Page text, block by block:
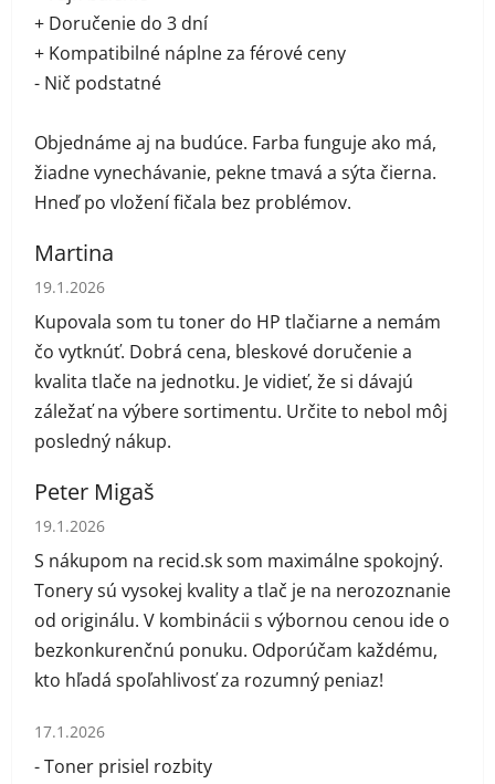
+ Doručenie do 3 dní
+ Kompatibilné náplne za férové ceny
- Nič podstatné
Objednáme aj na budúce. Farba funguje ako má,
žiadne vynechávanie, pekne tmavá a sýta čierna.
Hneď po vložení fičala bez problémov.
Martina
Hodnotenie obchodu je 5 z 5 hviezdičiek.
19.1.2026
Kupovala som tu toner do HP tlačiarne a nemám
čo vytknúť. Dobrá cena, bleskové doručenie a
kvalita tlače na jednotku. Je vidieť, že si dávajú
záležať na výbere sortimentu. Určite to nebol môj
posledný nákup.
Peter Migaš
Hodnotenie obchodu je 5 z 5 hviezdičiek.
19.1.2026
S nákupom na recid.sk som maximálne spokojný.
Tonery sú vysokej kvality a tlač je na nerozoznanie
od originálu. V kombinácii s výbornou cenou ide o
bezkonkurenčnú ponuku. Odporúčam každému,
kto hľadá spoľahlivosť za rozumný peniaz!
Hodnotenie obchodu je 1 z 5 hviezdičiek.
17.1.2026
- Toner prisiel rozbity